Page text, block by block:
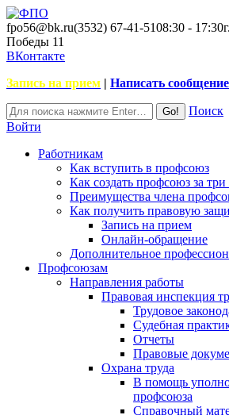
fpo56@bk.ru(3532) 67-41-5108:30 - 17:30
Победы 11
ВКонтакте
Запись на прием | Написать сообщение
Поиск
Войти
Работникам
Как вступить в профсоюз
Как создать профсоюз за три
Преимущества члена
Как получить правовую
Запись на прием
Онлайн-обращение
Дополнительное
Профсоюзам
Направления работы
Правовая инспекция
Трудовое
Судебная
Отчеты
Правовые
Охрана труда
В помощь
профсоюза
Справочный